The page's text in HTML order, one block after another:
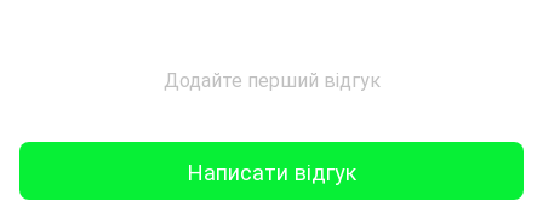
Додайте перший відгук
Написати відгук